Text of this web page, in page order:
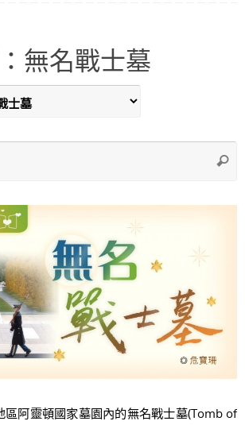
e
無名戰士墓
阿靈頓國家墓園內的無名戰士墓(Tomb of